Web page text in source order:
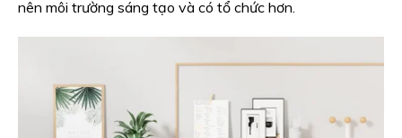
nên môi trường sáng tạo và có tổ chức hơn.